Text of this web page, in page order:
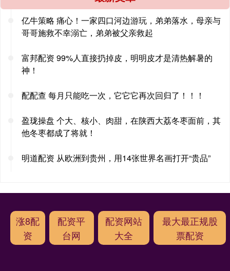
亿牛策略 痛心！一家四口河边游玩，弟弟落水，母亲与
哥哥施救不幸溺亡，弟弟被父亲救起
富邦配资 99%人直接扔掉皮，明明皮才是清热解暑的
神！
配配查 每月只能吃一次，它它它再次回归了！！！
盈珑操盘 个大、核小、肉甜，在陕西大荔冬枣面前，其
他冬枣都成了将就！
明道配资 从欧洲到贵州，用14张世界名画打开“贵品”
涨8配
资
配资平
台网
配资网站
大全
最大最正规股
票配资